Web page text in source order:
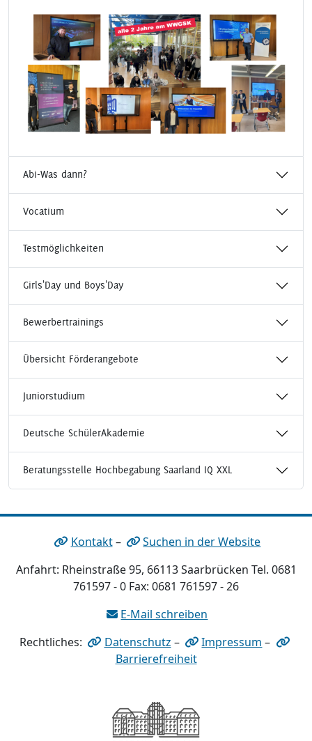
Abi-Was dann?
Vocatium
Testmöglichkeiten
Girls'Day und Boys'Day
Bewerbertrainings
Übersicht Förderangebote
Juniorstudium
Deutsche SchülerAkademie
Beratungsstelle Hochbegabung Saarland IQ XXL
Kontakt–
Suchen in der Website
Anfahrt: Rheinstraße 95, 66113 Saarbrücken Tel. 0681
761597 - 0 Fax: 0681 761597 - 26
E-Mail schreiben
Rechtliches:
Datenschutz – Impressum –
Barrierefreiheit